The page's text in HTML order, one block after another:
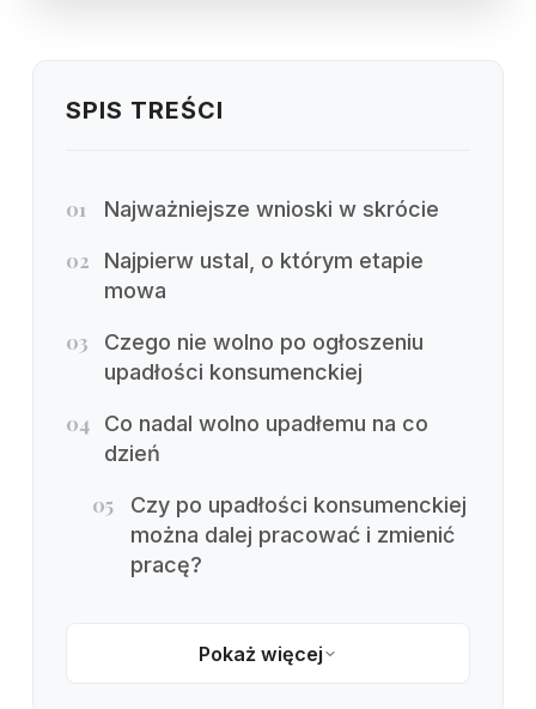
SPIS TREŚCI
01 Najważniejsze wnioski w skrócie
02
Najpierw ustal, o którym etapie
mowa
03
Czego nie wolno po ogłoszeniu
upadłości konsumenckiej
04
Co nadal wolno upadłemu na co
dzień
05
Czy po upadłości konsumenckiej
można dalej pracować i zmienić
pracę?
Pokaż więcej